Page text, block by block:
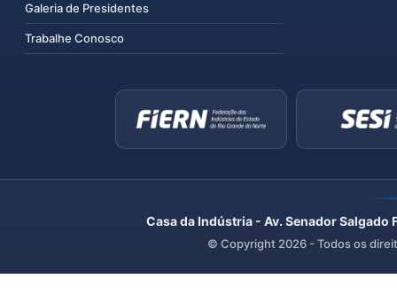
Galeria de Presidentes
Trabalhe Conosco
Casa da Indústria - Av. Senador
© Copyright 2026 - Todos os